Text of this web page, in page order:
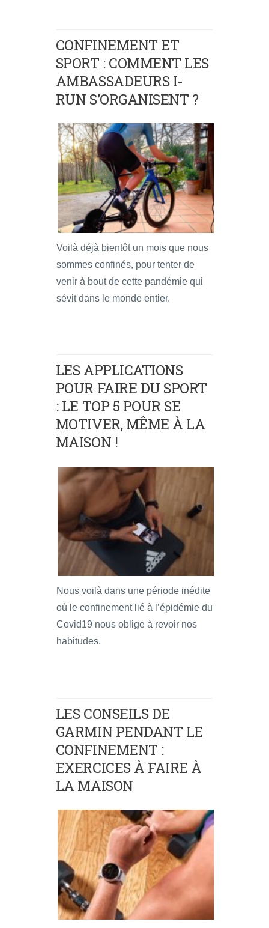
CONFINEMENT ET
SPORT : COMMENT LES
AMBASSADEURS I-
RUN S’ORGANISENT ?
Voilà déjà bientôt un mois que nous
sommes confinés, pour tenter de
venir à bout de cette pandémie qui
sévit dans le monde entier.
LES APPLICATIONS
POUR FAIRE DU SPORT
: LE TOP 5 POUR SE
MOTIVER, MÊME À LA
MAISON !
Nous voilà dans une période inédite
où le confinement lié à l’épidémie du
Covid19 nous oblige à revoir nos
habitudes.
LES CONSEILS DE
GARMIN PENDANT LE
CONFINEMENT :
EXERCICES À FAIRE À
LA MAISON